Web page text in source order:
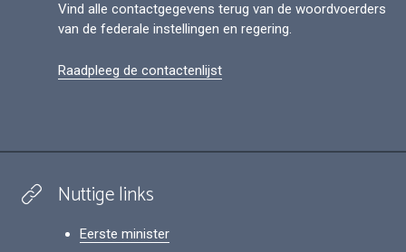
Vind alle contactgegevens terug van de woordvoerders
van de federale instellingen en regering.
Raadpleeg de contactenlijst
Nuttige links
Eerste minister